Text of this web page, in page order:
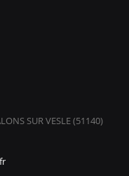
SUR VESLE (51140)